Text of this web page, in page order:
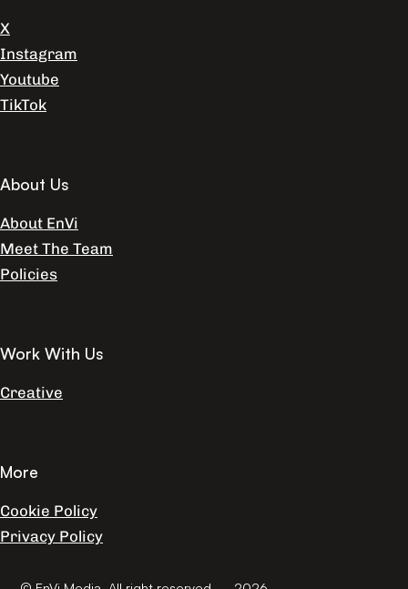
X
Instagram
Youtube
TikTok
About Us
About EnVi
Meet The Team
Policies
Work With Us
Creative
More
Cookie Policy
Privacy Policy